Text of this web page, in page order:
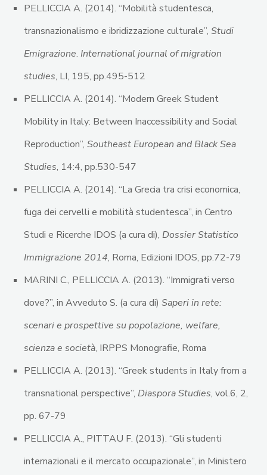
PELLICCIA A. (2014). “Mobilità studentesca,
transnazionalismo e ibridizzazione culturale”, Studi
Emigrazione. International journal of migration
studies, LI, 195, pp.495-512
PELLICCIA A. (2014). “Modern Greek Student
Mobility in Italy: Between Inaccessibility and Social
Reproduction”, Southeast European and Black Sea
Studies, 14:4, pp.530-547
PELLICCIA A. (2014). “La Grecia tra crisi economica,
fuga dei cervelli e mobilità studentesca”, in Centro
Studi e Ricerche IDOS (a cura di), Dossier Statistico
Immigrazione 2014, Roma, Edizioni IDOS, pp.72-79
MARINI C., PELLICCIA A. (2013). “Immigrati verso
dove?”, in Avveduto S. (a cura di) Saperiin rete:
scenari e prospettive su popolazione, welfare,
scienza e società, IRPPS Monografie, Roma
PELLICCIA A. (2013). “Greek students in Italy from a
transnational perspective”, Diaspora Studies, vol.6, 2,
pp. 67-79
PELLICCIA A., PITTAU F. (2013). “Gli studenti
internazionali e il mercato occupazionale”, in Ministero